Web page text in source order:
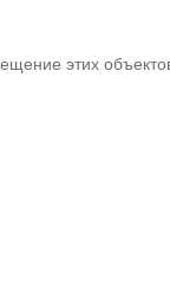
этих